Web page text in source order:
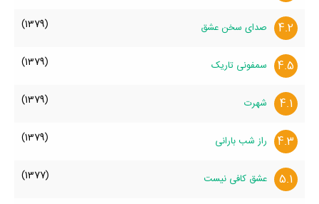
4.2 صدای سخن عشق (1379)
4.5 سمفونی تاریک (1379)
4.1 شهرت (1379)
4.3 راز شب بارانی (1379)
5.1 عشق کافی نیست (1377)